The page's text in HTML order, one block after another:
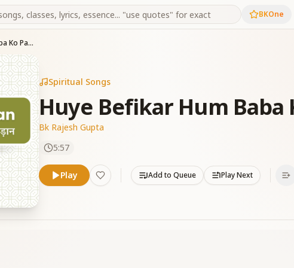
BKOne
Huye Befikar Hum Baba Ko Paake
Spiritual Songs
Huye Befikar Hum Baba
Bk Rajesh Gupta
5:57
Play Add to Queue Play Next